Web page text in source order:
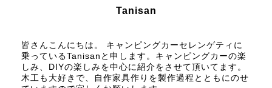
Tanisan
皆さんこんにちは。 キャンピングカーセレンゲティに
乗っているTanisanと申します。キャンピングカーの楽
しみ、DIYの楽しみを中心に紹介をさせて頂いてます。
木工も大好きで、自作家具作りを製作過程とともにのせ